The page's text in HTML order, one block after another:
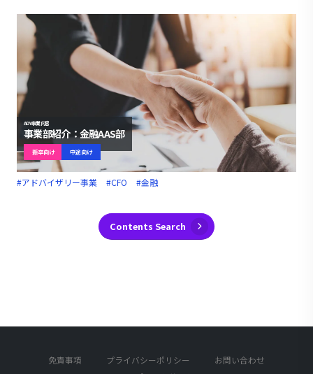
ADV事業内容
事業部紹介：金融AAS部
新卒向け 中途向け
#アドバイザリー事業 #CFO #金融
Contents Search
免責事項 プライバシーポリシー
お問い合わせ